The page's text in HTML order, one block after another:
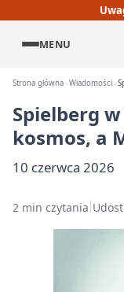
MENU
Strona główna Wiadomości
Spielberg
kosmos, a
10 czerwca 2026
2 min czytania